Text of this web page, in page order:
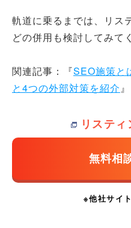
軌道に乗るまでは、リス
どの併用も検討してみて
関連記事：『SEO施策と
と4つの外部対策を紹介』
リステ